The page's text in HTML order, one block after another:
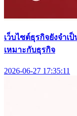
เว็บไซต์ธุรกิจยังจำเ
เหมาะกับธุรกิจ
2026-06-27 17:35:11